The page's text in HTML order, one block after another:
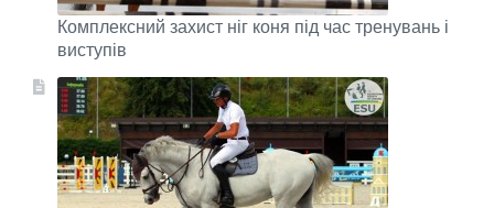
Комплексний захист ніг коня під час тренувань і
виступів